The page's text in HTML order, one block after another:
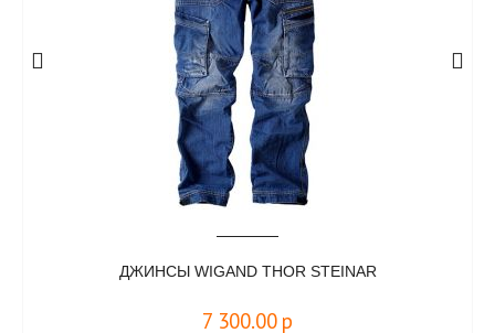
ДЖИНСЫ WIGAND THOR STEINAR
7 300.00 р